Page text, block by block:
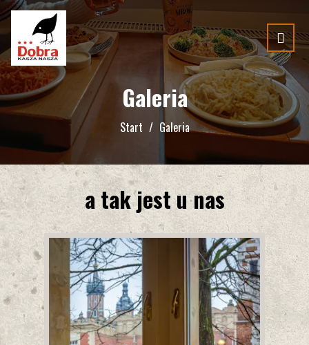
Galeria
Start Galeria
a tak jest u nas